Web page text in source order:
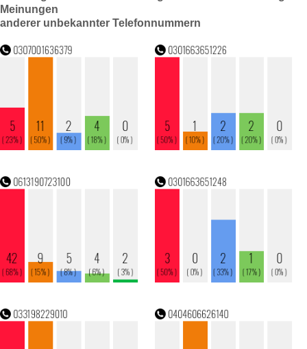
Meinungen
anderer unbekannter Telefonnummern